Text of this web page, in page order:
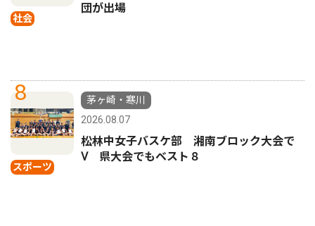
社会
団が出場
8
スポーツ
茅ヶ崎・寒川
2026.08.07
松林中女子バスケ部 湘南ブロック大会で
Ⅴ 県大会でもベスト８